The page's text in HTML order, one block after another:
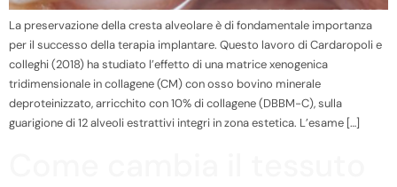
La preservazione della cresta alveolare è di fondamentale importanza
per il successo della terapia implantare. Questo lavoro di Cardaropoli e
colleghi (2018) ha studiato l’effetto di una matrice xenogenica
tridimensionale in collagene (CM) con osso bovino minerale
deproteinizzato, arricchito con 10% di collagene (DBBM-C), sulla
guarigione di 12 alveoli estrattivi integri in zona estetica. L’esame […]